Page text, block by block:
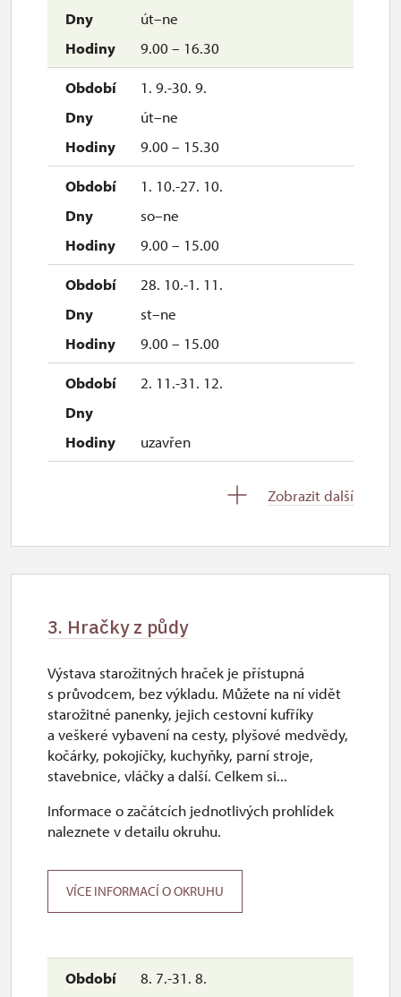
út–ne
9.00 – 16.30
1. 9.-30. 9.
út–ne
9.00 – 15.30
1. 10.-27. 10.
so–ne
9.00 – 15.00
28. 10.-1. 11.
st–ne
9.00 – 15.00
2. 11.-31. 12.
uzavřen
1. 1.-31. 3.
Zobrazit další
3. Hračky z půdy
8. 7.-31. 8.
Výstava starožitných hraček je přístupná
s průvodcem, bez výkladu. Můžete na ní vidět
starožitné panenky, jejich cestovní kufříky
a veškeré vybavení na cesty, plyšové medvědy,
kočárky, pokojíčky, kuchyňky, parní stroje,
stavebnice, vláčky a další. Celkem si...
Informace o začátcích jednotlivých prohlídek
naleznete v detailu okruhu.
VÍCE INFORMACÍ O OKRUHU